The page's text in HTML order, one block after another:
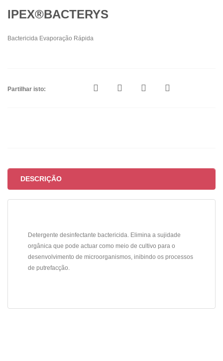
IPEX®BACTERYS
Bactericida Evaporação Rápida
Partilhar isto:
DESCRIÇÃO
Detergente desinfectante bactericida. Elimina a sujidade
orgânica que pode actuar como meio de cultivo para o
desenvolvimento de microorganismos, inibindo os processos
de putrefacção.